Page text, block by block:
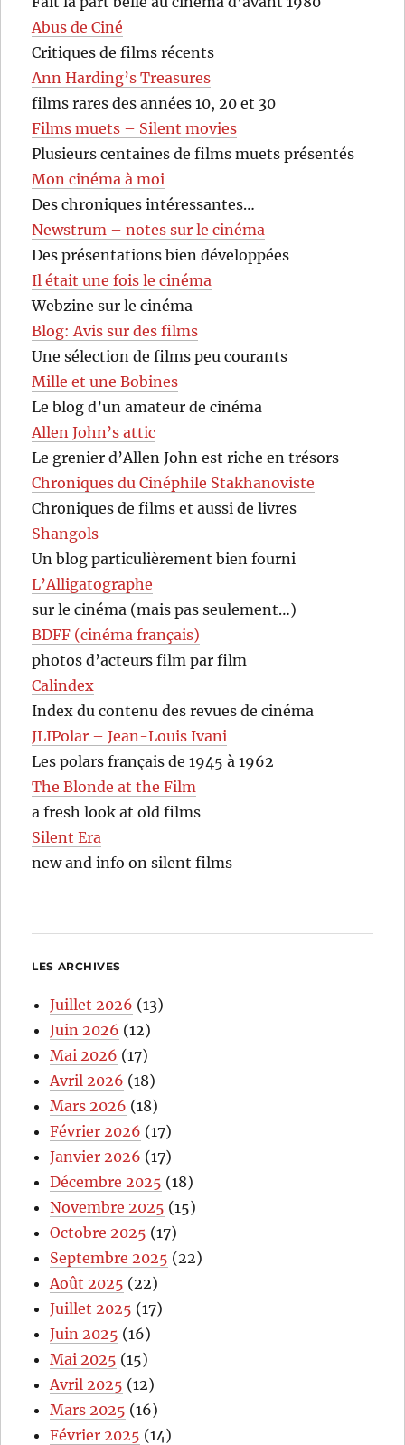
Abus de Ciné
Critiques de films récents
Ann Harding’s Treasures
films rares des années 10, 20 et 30
Films muets – Silent movies
Plusieurs centaines de films muets présentés
Mon cinéma à moi
Des chroniques intéressantes…
Newstrum – notes sur le cinéma
Des présentations bien développées
Il était une fois le cinéma
Webzine sur le cinéma
Blog: Avis sur des films
Une sélection de films peu courants
Mille et une Bobines
Le blog d’un amateur de cinéma
Allen John’s attic
Le grenier d’Allen John est riche en trésors
Chroniques du Cinéphile Stakhanoviste
Chroniques de films et aussi de livres
Shangols
Un blog particulièrement bien fourni
L’Alligatographe
sur le cinéma (mais pas seulement…)
BDFF (cinéma français)
photos d’acteurs film par film
Calindex
Index du contenu des revues de cinéma
JLIPolar – Jean-Louis Ivani
Les polars français de 1945 à 1962
The Blonde at the Film
a fresh look at old films
Silent Era
new and info on silent films
LES ARCHIVES
Juillet 2026 (13)
Juin 2026 (12)
Mai 2026 (17)
Avril 2026 (18)
Mars 2026 (18)
Février 2026 (17)
Janvier 2026 (17)
Décembre 2025 (18)
Novembre 2025 (15)
Octobre 2025 (17)
Septembre 2025 (22)
Août 2025 (22)
Juillet 2025 (17)
Juin 2025 (16)
Mai 2025 (15)
Avril 2025 (12)
Mars 2025 (16)
Février 2025 (14)